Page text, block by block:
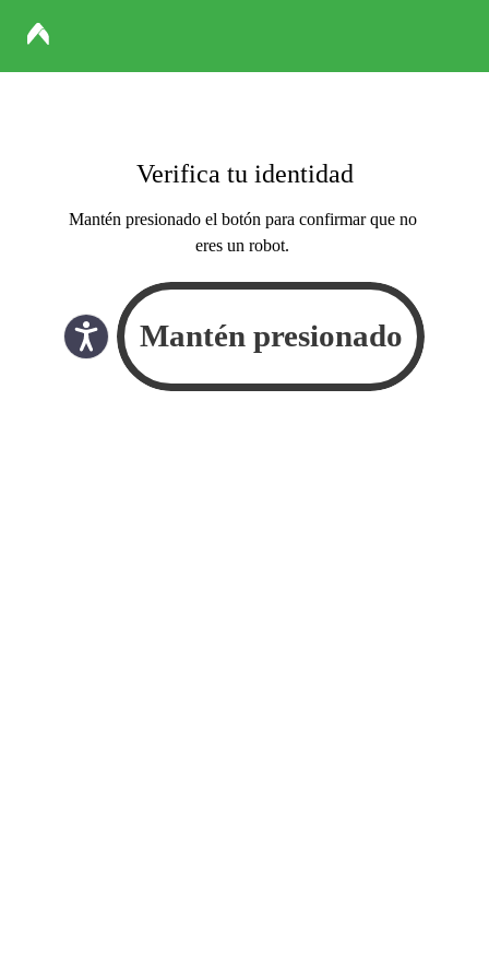
Verifica tu identidad
Mantén presionado el botón para confirmar que no
eres un robot.